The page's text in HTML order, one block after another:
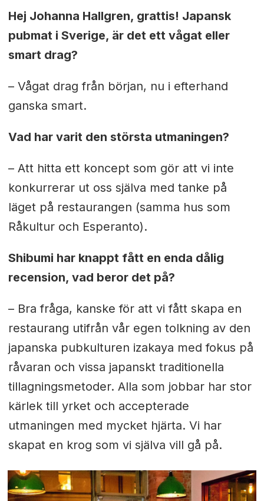
Hej Johanna Hallgren, grattis! Japansk
pubmat i Sverige, är det ett vågat eller
smart drag?
– Vågat drag från början, nu i efterhand
ganska smart.
Vad har varit den största utmaningen?
– Att hitta ett koncept som gör att vi inte
konkurrerar ut oss själva med tanke på
läget på restaurangen (samma hus som
Råkultur och Esperanto).
Shibumi har knappt fått en enda dålig
recension, vad beror det på?
– Bra fråga, kanske för att vi fått skapa en
restaurang utifrån vår egen tolkning av den
japanska pubkulturen izakaya med fokus på
råvaran och vissa japanskt traditionella
tillagningsmetoder. Alla som jobbar har stor
kärlek till yrket och accepterade
utmaningen med mycket hjärta. Vi har
skapat en krog som vi själva vill gå på.